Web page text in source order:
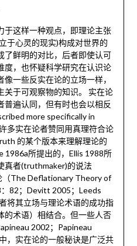
于这样一种观点，即理论主张
于心灵的现实)构成对世界的
了鲜明的对比，后者即使认可
度，也怀疑科学研究在认识论
一些反实在论的立场一样，
关于可观察物的知识。 实在论
普遍认同，但有时也会以相反
more specifically in
多实在论者赞同用真理符合论
的某个版本来理解理论的
1986a所提出的，Ellis 1988所
真者(truthmaker)的说法
（The Deflationary Theory of
82；Devitt 2005；Leeds
将其立场与理论术语的成功指
的术语）相结合。但一些人否
2002；Papineau
，实在论的一般秘诀是广泛共